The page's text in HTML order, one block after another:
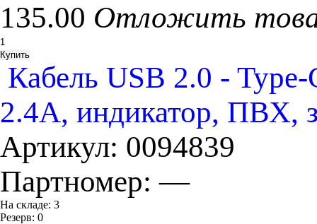
135.00 Отложить
Кабель USB 2.0 -
2.4A, индикатор, ПВХ,
Артикул: 0094839
Партномер:—
На складе: 3
Резерв: 0